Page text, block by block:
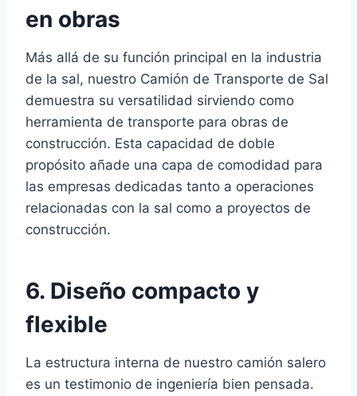
en obras
Más allá de su función principal en la industria
de la sal, nuestro Camión de Transporte de Sal
demuestra su versatilidad sirviendo como
herramienta de transporte para obras de
construcción. Esta capacidad de doble
propósito añade una capa de comodidad para
las empresas dedicadas tanto a operaciones
relacionadas con la sal como a proyectos de
construcción.
6. Diseño compacto y
flexible
La estructura interna de nuestro camión salero
es un testimonio de ingeniería bien pensada.